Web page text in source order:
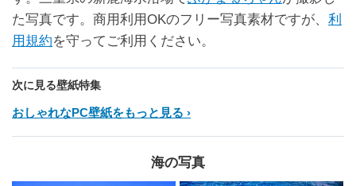
た写真です。商用利用OKのフリー写真素材ですが、 利
用規約を守ってご利用ください。
次に見る壁紙特集
おしゃれなPC壁紙をもっと見る
海の写真